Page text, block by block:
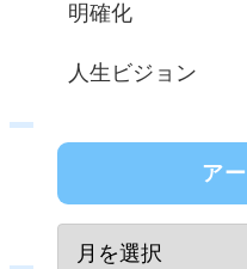
明確化
人生ビジョン
ア